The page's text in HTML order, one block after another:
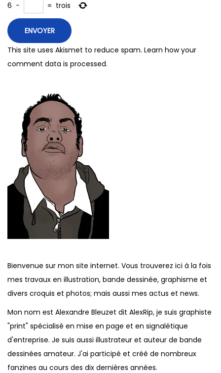
6 − = trois
This site uses Akismet to reduce spam. Learn how your
comment data is processed.
Bienvenue sur mon site internet. Vous trouverez ici à la fois
mes travaux en illustration, bande dessinée, graphisme et
divers croquis et photos; mais aussi mes actus et news.
Mon nom est Alexandre Bleuzet dit AlexRip, je suis graphiste
"print" spécialisé en mise en page et en signalétique
d'entreprise. Je suis aussi illustrateur et auteur de bande
dessinées amateur. J'ai participé et créé de nombreux
fanzines au cours des dix dernières années.